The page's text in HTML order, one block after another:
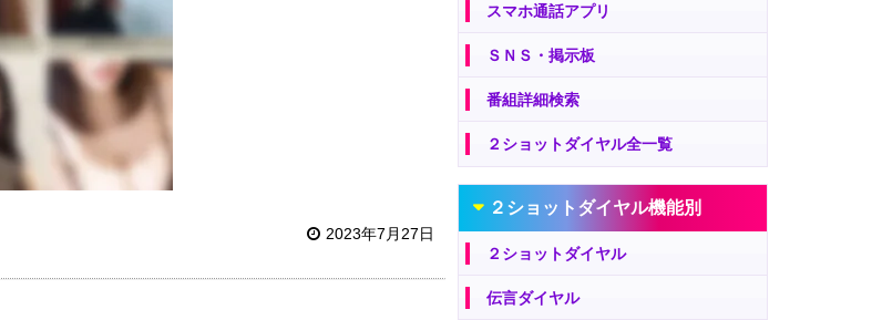
2023年7月27日
スマホ通話アプリ
ＳＮＳ・掲示板
番組詳細検索
２ショットダイヤル全一覧
２ショットダイヤル機能別
２ショットダイヤル
伝言ダイヤル